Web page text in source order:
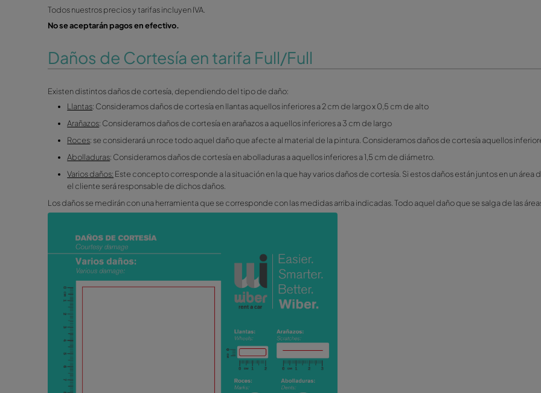
Daños en la carrocería
Golpe en bajos
Daños en ruedas y llantas
Daños en los espejos retrovisores
Daños o pérdida de antena
Batería
Servicio de grúa y asistencia en carretera completa
Combustible Full to Full (Lleno/Lleno)
Sin depósito de combustible (a excepción de los grupos K y K2).
Kilometraje ilimitado (a excepción de los grupos C7, C22, C23, C33, E3, E5, E12, E13, G2, G3, K y K. Ver
Express Line: sin colas ni esperas.
Aunque el cliente haya contratado la tarifa "All Inclusive" en caso de daños o accidente, el cliente debe
interpretados como negligencia por parte del cliente y puede incurrir en gastos adicionales.
En caso de pinchazo, el cliente deberá contactar de inmediato con nuestro servicio de asistencia en
Todos nuestros precios y tarifas incluyen IVA.
No se aceptarán pagos en efectivo.
Daños de Cortesía en tarifa Full/Full